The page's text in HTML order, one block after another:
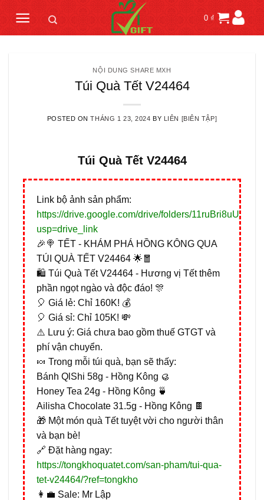
content
0 ₫
NỘI DUNG SHARE MXH
Túi Quà Tết V24464
POSTED ONTHÁNG 1 23, 2024 BY LIÊN [BIÊN TẬP]
Túi Quà Tết V24464
Link bộ ảnh sản phẩm:
https://drive.google.com/drive/folders/
usp=drive_link
🎉🍭 TẾT - KHÁM PHÁ HỒNG KÔNG QUA
TÚI QUÀ TẾT V24464 🌟🧧
🛍️ Túi Quà Tết V24464 - Hương vị Tết thêm
phần ngọt ngào và độc đáo! 🎊
🎈 Giá lẻ: Chỉ 160K! 💰
🎈 Giá sỉ: Chỉ 105K! 💸
⚠️ Lưu ý: Giá chưa bao gồm thuế GTGT và
phí vận chuyển.
🍬 Trong mỗi túi quà, bạn sẽ thấy:
Bánh QlShi 58g - Hồng Kông 🥮
Honey Tea 24g - Hồng Kông 🍵
Ailisha Chocolate 31.5g - Hồng Kông 🍫
🎁 Một món quà Tết tuyệt vời cho người thân
và bạn bè!
🔗 Đặt hàng ngay:
https://tongkhoquatet.com/san-pham/tui-qua-
tet-v24464/?ref=tongkho
👩‍💼 Sale: Mr Lập